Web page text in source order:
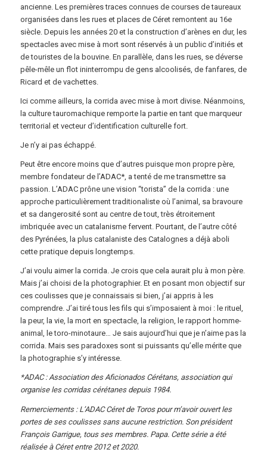
ancienne. Les premières traces connues de courses de taureaux
organisées dans les rues et places de Céret remontent au 16e
siècle. Depuis les années 20 et la construction d’arènes en dur, les
spectacles avec mise à mort sont réservés à un public d’initiés et
de touristes de la bouvine. En parallèle, dans les rues, se déverse
pêle-mêle un flot ininterrompu de gens alcoolisés, de fanfares, de
Ricard et de vachettes.
Ici comme ailleurs, la corrida avec mise à mort divise. Néanmoins,
la culture tauromachique remporte la partie en tant que marqueur
territorial et vecteur d’identification culturelle fort.
Je n’y ai pas échappé.
Peut être encore moins que d’autres puisque mon propre père,
membre fondateur de l’ADAC*, a tenté de me transmettre sa
passion. L’ADAC prône une vision “torista” de la corrida : une
approche particulièrement traditionaliste où l’animal, sa bravoure
et sa dangerosité sont au centre de tout, très étroitement
imbriquée avec un catalanisme fervent. Pourtant, de l’autre côté
des Pyrénées, la plus catalaniste des Catalognes a déjà aboli
cette pratique depuis longtemps.
J’ai voulu aimer la corrida. Je crois que cela aurait plu à mon père.
Mais j’ai choisi de la photographier. Et en posant mon objectif sur
ces coulisses que je connaissais si bien, j’ai appris à les
comprendre. J’ai tiré tous les fils qui s’imposaient à moi : le rituel,
la peur, la vie, la mort en spectacle, la religion, le rapport homme-
animal, le toro-minotaure… Je sais aujourd’hui que je n’aime pas la
corrida. Mais ses paradoxes sont si puissants qu’elle mérite que
la photographie s’y intéresse.
*ADAC : Association des Aficionados Cérétans, association qui
organise les corridas cérétanes depuis 1984.
Remerciements : L’ADAC Céret de Toros pour m’avoir ouvert les
portes de ses coulisses sans aucune restriction. Son président
François Garrigue, tous ses membres. Papa. Cette série a été
réalisée à Céret entre 2012 et 2020.